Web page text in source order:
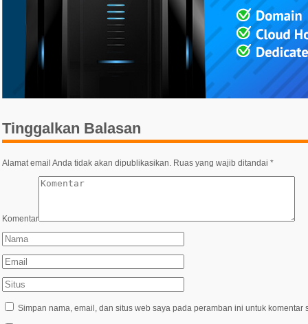
Tinggalkan Balasan
Alamat email Anda tidak akan dipublikasikan. Ruas yang wajib ditandai *
Komentar
Simpan nama, email, dan situs web saya pada peramban ini untuk komentar